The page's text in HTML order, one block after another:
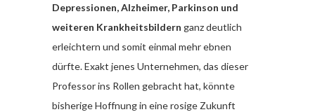
Depressionen, Alzheimer, Parkinson und
weiteren Krankheitsbildern ganz deutlich
erleichtern und somit einmal mehr ebnen
dürfte. Exakt jenes Unternehmen, das dieser
Professor ins Rollen gebracht hat, könnte
bisherige Hoffnung in eine rosige Zukunft